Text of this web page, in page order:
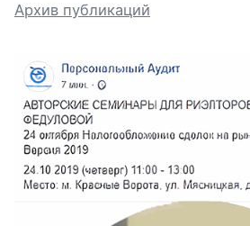
Архив публикаций